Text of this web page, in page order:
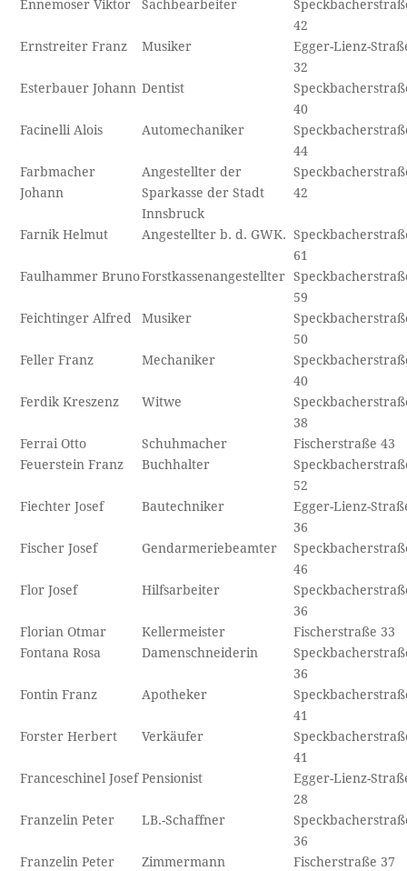
Ennemoser Viktor Sachbearbeiter
42
Ernstreiter Franz
Musiker
Egger-Lienz-
32
Esterbauer Johann Dentist
40
Facinelli Alois
Automechaniker
44
Farbmacher
Johann
Angestellter der
Sparkasse der Stadt
Innsbruck
42
Farnik Helmut Angestellter b. d. GWK.
61
Faulhammer BrunoForstkassenangestellter
59
Feichtinger Alfred
Musiker
50
Feller Franz
Mechaniker
40
Ferdik Kreszenz
Witwe
38
Ferrai Otto
Schuhmacher
Fischerstraße 43
Feuerstein Franz
Buchhalter
52
Fiechter Josef
Bautechniker
Egger-Lienz-
36
Fischer Josef
Gendarmeriebeamter
46
Flor Josef
Hilfsarbeiter
36
Florian Otmar
Kellermeister
Fischerstraße 33
Fontana Rosa
Damenschneiderin
36
Fontin Franz
Apotheker
41
Forster Herbert
Verkäufer
41
Franceschinel Josef Pensionist
Egger-Lienz-
28
Franzelin Peter
LB.-Schaffner
36
Franzelin Peter
Zimmermann
Fischerstraße 37